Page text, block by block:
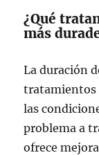
¿Qué
más
La duración
tratamientos
las
problema a
ofrece